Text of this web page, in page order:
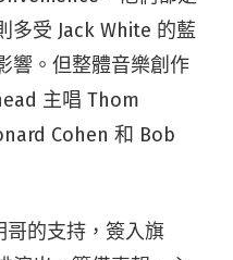
多受 Jack White 的藍
響。但整體音樂創作
主唱 Thom
Cohen 和 Bob
的支持，簽入旗